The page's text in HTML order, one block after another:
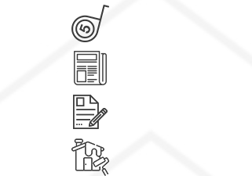
ЗАКАЗАТЬ ПРОЕКТ У
Чуткий и живой подход к
до любых мельчайших, но